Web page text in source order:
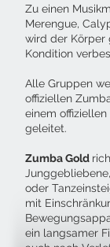
Zu einen
Merengue,
wird der Körper
Kondition
Alle Gruppen
offiziellen
einem
geleitet.
Zumba Gold
oder
mit
ein langsamer